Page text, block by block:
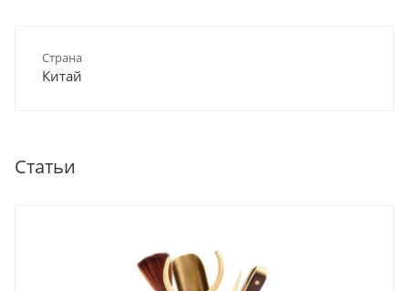
Страна
Китай
Статьи